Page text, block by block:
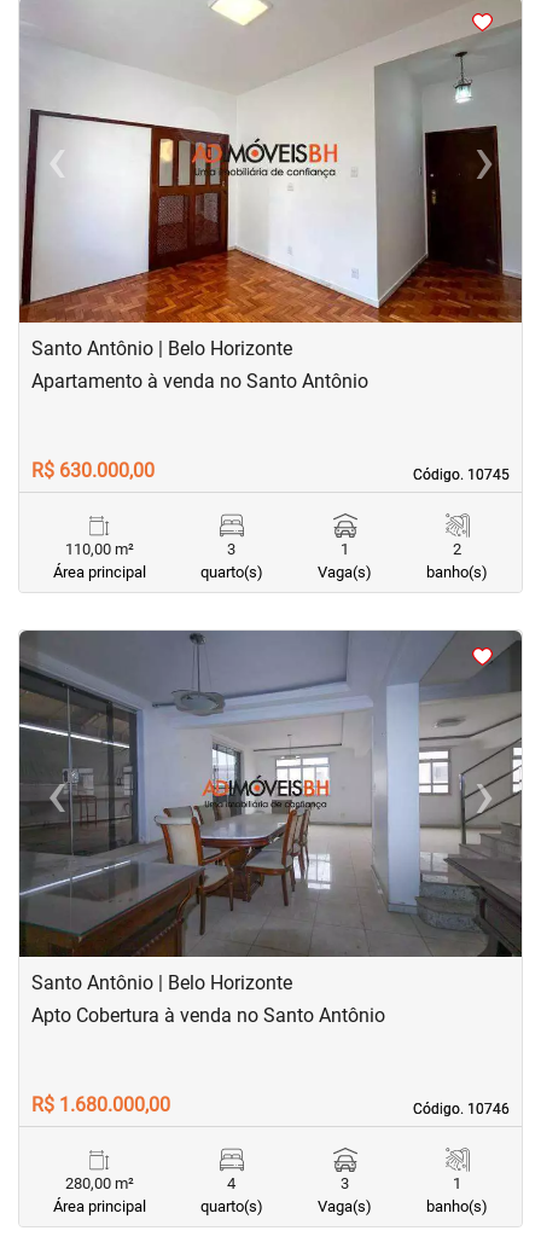
‹Previous ›Next
Santo Antônio | Belo Horizonte
Código. 10745
Código. 10745
Apartamento à venda no Santo Antônio
R$ 630.000,00
110,00 m²
Área principal
3
quarto(s)
1
Vaga(s)
2
banho(s)
<
‹Previous ›Next
Santo Antônio | Belo Horizonte
Código. 10746
Código. 10746
Apto Cobertura à venda no Santo Antônio
R$ 1.680.000,00
280,00 m²
Área principal
4
quarto(s)
3
Vaga(s)
1
banho(s)